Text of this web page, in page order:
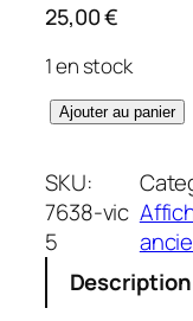
25,00€
1 en stock
q
a
n
t
i
Ajouter au panier
SKU:
7638-vic
5
Description